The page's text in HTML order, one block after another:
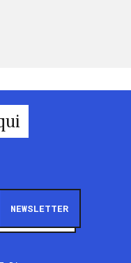
NEWSLETTER